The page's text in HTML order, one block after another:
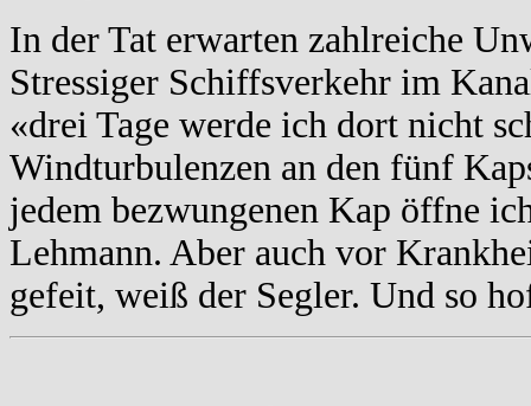
In der Tat erwarten zahlreiche
Stressiger Schiffsverkehr im
«drei Tage werde ich dort nicht
Windturbulenzen an den fünf
jedem bezwungenen Kap öffne
Lehmann. Aber auch vor
gefeit, weiß der Segler. Und so